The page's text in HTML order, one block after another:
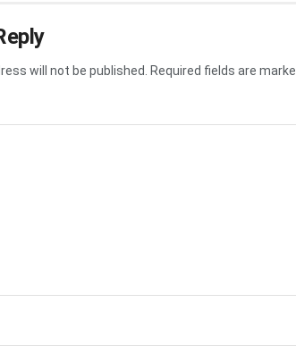
will not be published. Required fields are